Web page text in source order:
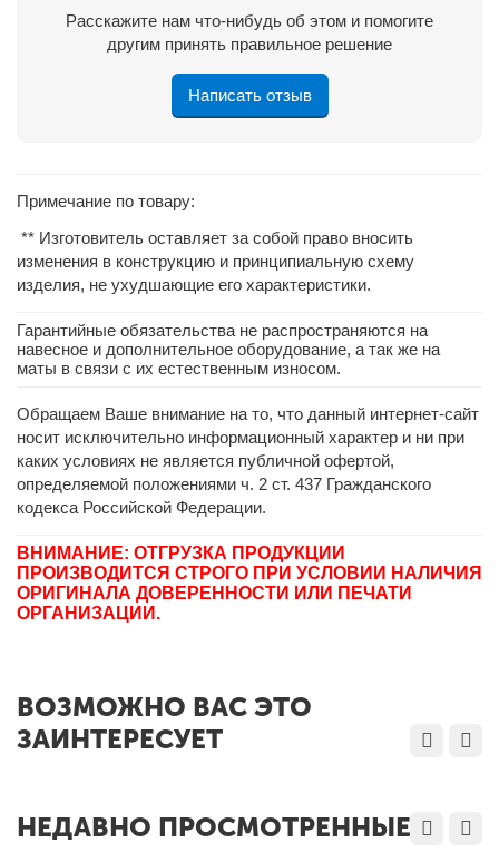
Расскажите нам что-нибудь об этом и помогите
другим принять правильное решение
Написать отзыв
Примечание по товару:
** Изготовитель оставляет за собой право вносить
изменения в конструкцию и принципиальную схему
изделия, не ухудшающие его характеристики.
Гарантийные обязательства не распространяются на
навесное и дополнительное оборудование, а так же на
маты в связи с их естественным износом.
Обращаем Ваше внимание на то, что данный интернет-сайт
носит исключительно информационный характер и ни при
каких условиях не является публичной офертой,
определяемой положениями ч. 2 ст. 437 Гражданского
кодекса Российской Федерации.
ВНИМАНИЕ: ОТГРУЗКА ПРОДУКЦИИ
ПРОИЗВОДИТСЯ СТРОГО ПРИ УСЛОВИИ НАЛИЧИЯ
ОРИГИНАЛА ДОВЕРЕННОСТИ ИЛИ ПЕЧАТИ
ОРГАНИЗАЦИИ.
ВОЗМОЖНО ВАС ЭТО
ЗАИНТЕРЕСУЕТ
НЕДАВНО ПРОСМОТРЕННЫЕ